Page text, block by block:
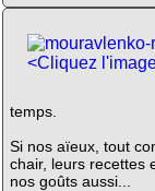
<Cliquez
temps.
Si nos aïeux, tout
chair, leurs recettes
nos goûts aussi...